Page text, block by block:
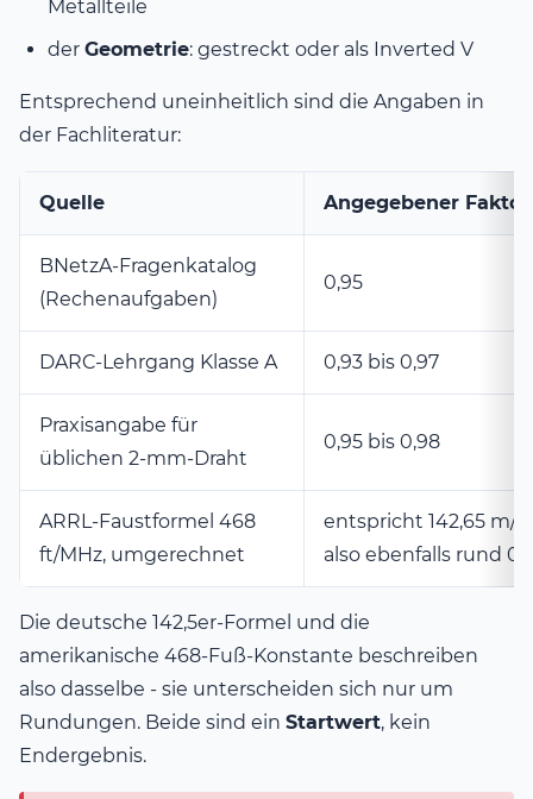
Metallteile
der Geometrie: gestreckt oder als Inverted V
Entsprechend uneinheitlich sind die Angaben in
der Fachliteratur:
Quelle Angegebener Faktor
BNetzA-Fragenkatalog
(Rechenaufgaben)
0,95
DARC-Lehrgang Klasse A 0,93 bis 0,97
Praxisangabe für
üblichen 2-mm-Draht
0,95 bis 0,98
ARRL-Faustformel 468
ft/MHz, umgerechnet
entspricht 142,65 m/
also ebenfalls rund
Die deutsche 142,5er-Formel und die
amerikanische 468-Fuß-Konstante beschreiben
also dasselbe - sie unterscheiden sich nur um
Rundungen. Beide sind ein Startwert, kein
Endergebnis.